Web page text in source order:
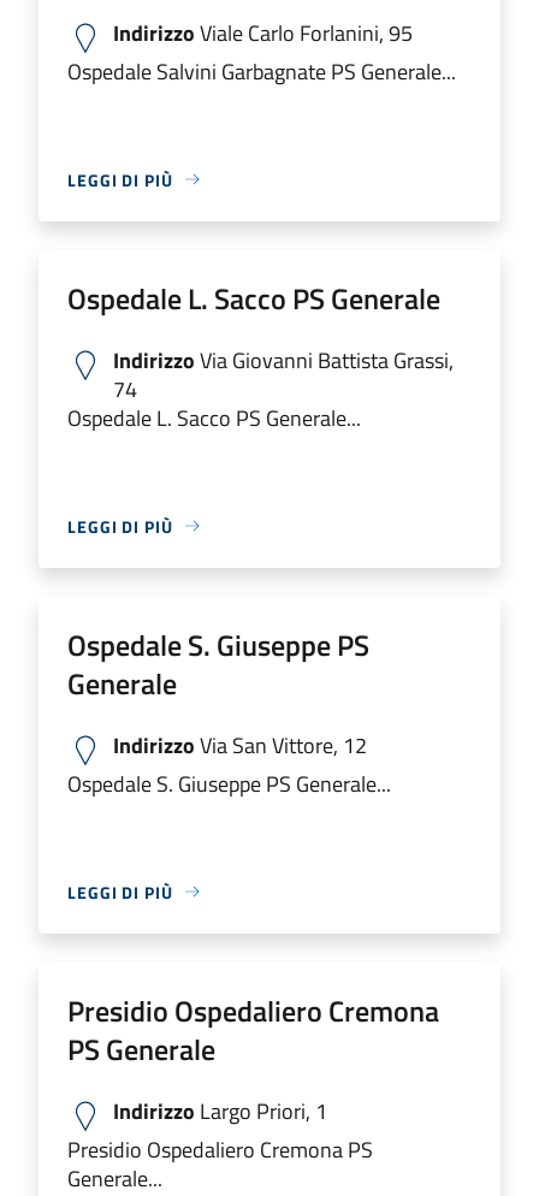
IndirizzoViale Carlo Forlanini, 95
Ospedale Salvini Garbagnate PS Generale...
LEGGI DI PIÙ
Ospedale L. Sacco PS Generale
IndirizzoVia Giovanni Battista Grassi,
74
Ospedale L. Sacco PS Generale...
LEGGI DI PIÙ
Ospedale S. Giuseppe PS
Generale
IndirizzoVia San Vittore, 12
Ospedale S. Giuseppe PS Generale...
LEGGI DI PIÙ
Presidio Ospedaliero Cremona
PS Generale
Indirizzo Largo Priori, 1
Presidio Ospedaliero Cremona PS
Generale...